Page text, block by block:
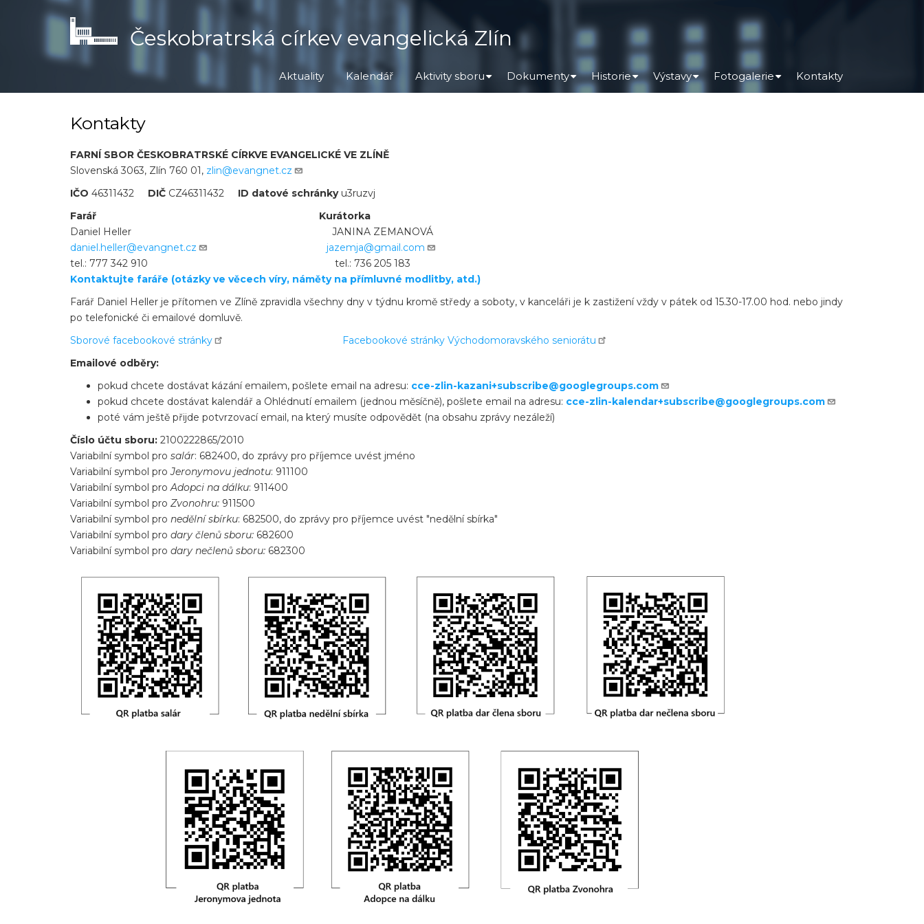
Českobratrská církev evangelická Zlín
Aktuality Kalendář Aktivity sboru
+
Dokumenty
+
Historie
+
Výstavy Fotogalerie Kontakty
Kontakty
FARNÍ SBOR ČESKOBRATRSKÉ CÍRKVE EVANGELICKÉ VE ZLÍNĚ
Slovenská 3063, Zlín 760 01, zlin@evangnet.cz
IČO 46311432 DIČ CZ46311432 ID datové schránkyu3ruzvj
Farář Kurátorka
Daniel Heller JANINA ZEMANOVÁ
daniel.heller@evangnet.cz
jazemja@gmail.com
tel.: 777 342 910 tel.: 736 205 183
Kontaktujte faráře (otázky ve věcech víry, náměty na přímluvné modlitby, atd.)
Farář Daniel Heller je přítomen ve Zlíně zpravidla všechny dny v týdnu kromě středy a soboty, v kanceláři je k zastižení vždy v pátek od 15.30-17.00 hod. nebo jindy
po telefonické či emailové domluvě.
Sborové facebookové stránky
Facebookové stránky Východomoravského seniorátu
Emailové odběry:
pokud chcete dostávat kázání emailem, pošlete email na adresu: cce-zlin-kazani+subscribe@googlegroups.com
pokud chcete dostávat kalendář a Ohlédnutí emailem (jednou měsíčně), pošlete email na adresu: cce-zlin-kalendar+subscribe@googlegroups.com
poté vám ještě přijde potvrzovací email, na který musíte odpovědět (na obsahu zprávy nezáleží)
Číslo účtu sboru: 2100222865/2010
Variabilní symbol pro salár: 682400, do zprávy pro příjemce uvést jméno
Variabilní symbol proJeronymovu jednotu: 911100
Variabilní symbol proAdopci na dálku: 911400
Variabilní symbol pro Zvonohru: 911500
Variabilní symbol pro nedělní sbírku: 682500, do zprávy pro příjemce uvést "nedělní sbírka"
Variabilní symbol pro dary členů sboru: 682600
Variabilní symbol pro dary nečlenů sboru: 682300